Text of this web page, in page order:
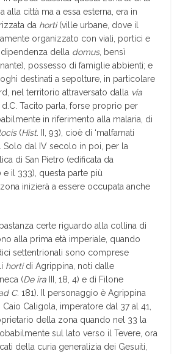
alla città ma a essa esterna, era in
da horti(ville urbane, dove il
organizzato con viali, portici e
della domus, bensì
possesso di famiglie abbienti; e
destinati a sepolture, in particolare
nel territorio attraversato dalla via
d.C. Tacito parla, forse proprio per
in riferimento alla malaria, di
(Hist. II, 93), cioè di ‘malfamati
Solo dal IV secolo in poi, per la
di San Pietro (edificata da
il 333), questa parte più
inizierà a essere occupata anche
certe riguardo alla collina di
alla prima età imperiale, quando
settentrionali sono comprese
hortidi Agrippina, noti dalle
(De ira III, 18, 4) e di Filone
C. 181). Il personaggio è Agrippina
Caligola, imperatore dal 37 al 41,
della zona quando nel 33 la
sul lato verso il Tevere, ora
della curia generalizia dei Gesuiti,